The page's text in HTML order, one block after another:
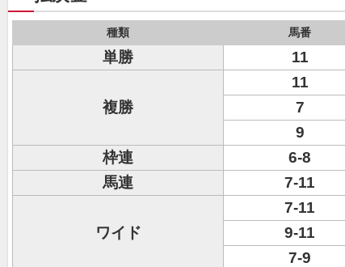
種類 馬番
単勝 11
複勝
11
7
9
枠連
6-8
馬連
7-11
ワイド
7-11
9-11
7-9